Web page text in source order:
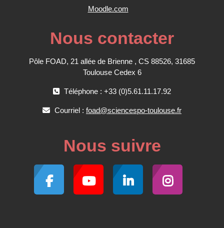
Moodle.com
Nous contacter
Pôle FOAD, 21 allée de Brienne , CS 88526, 31685
Toulouse Cedex 6
Téléphone : +33 (0)5.61.11.17.92
Courriel : foad@sciencespo-toulouse.fr
Nous suivre